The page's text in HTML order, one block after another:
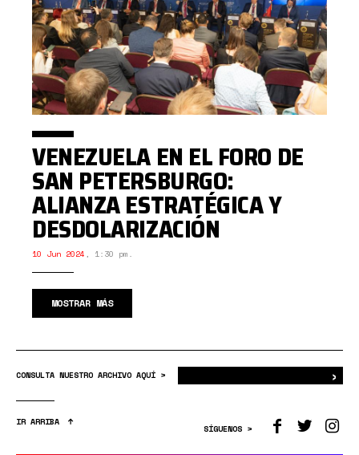
VENEZUELA EN EL FORO DE
SAN PETERSBURGO:
ALIANZA ESTRATÉGICA Y
DESDOLARIZACIÓN
10 Jun 2024 , 1:30 pm.
MOSTRAR MÁS
CONSULTA NUESTRO ARCHIVO AQUÍ > ›
IR ARRIBA
SÍGUENOS >